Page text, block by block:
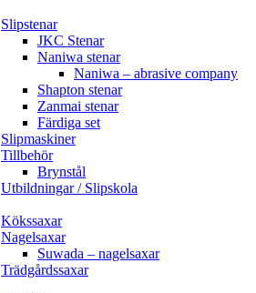
Slipstenar
JKC Stenar
Naniwa stenar
Naniwa – abrasive company
Shapton stenar
Zanmai stenar
Färdiga set
Slipmaskiner
Tillbehör
Brynstål
Utbildningar / Slipskola
Kökssaxar
Nagelsaxar
Suwada – nagelsaxar
Trädgårdssaxar